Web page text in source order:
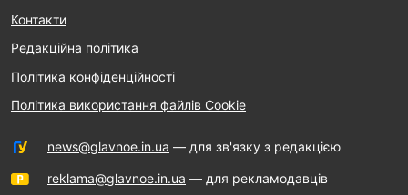
Контакти
Редакційна політика
Політика конфіденційності
Політика використання файлів Cookie
news@glavnoe.in.ua — для зв'язку з редакцією
reklama@glavnoe.in.ua — для рекламодавців